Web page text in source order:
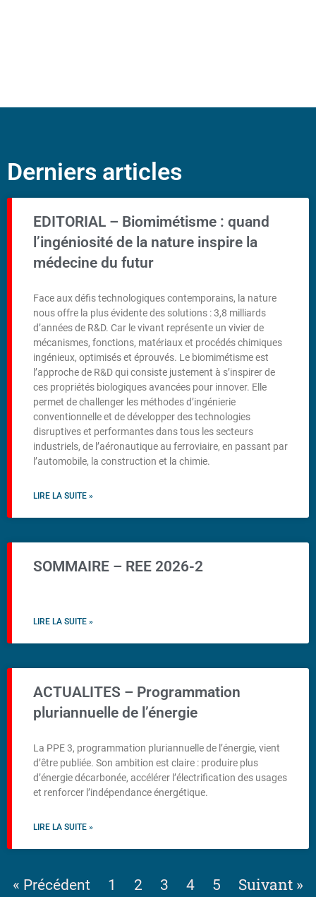
Derniers articles
EDITORIAL – Biomimétisme : quand
l’ingéniosité de la nature inspire la
médecine du futur
Face aux défis technologiques contemporains, la nature
nous offre la plus évidente des solutions : 3,8 milliards
d’années de R&D. Car le vivant représente un vivier de
mécanismes, fonctions, matériaux et procédés chimiques
ingénieux, optimisés et éprouvés. Le biomimétisme est
l’approche de R&D qui consiste justement à s’inspirer de
ces propriétés biologiques avancées pour innover. Elle
permet de challenger les méthodes d’ingénierie
conventionnelle et de développer des technologies
disruptives et performantes dans tous les secteurs
industriels, de l’aéronautique au ferroviaire, en passant par
l’automobile, la construction et la chimie.
LIRE LA SUITE »
SOMMAIRE – REE 2026-2
LIRE LA SUITE »
ACTUALITES – Programmation
pluriannuelle de l’énergie
La PPE 3, programmation pluriannuelle de l’énergie, vient
d’être publiée. Son ambition est claire : produire plus
d’énergie décarbonée, accélérer l’électrification des usages
et renforcer l’indépendance énergétique.
LIRE LA SUITE »
« Précédent 1 2 3 4 5 Suivant »